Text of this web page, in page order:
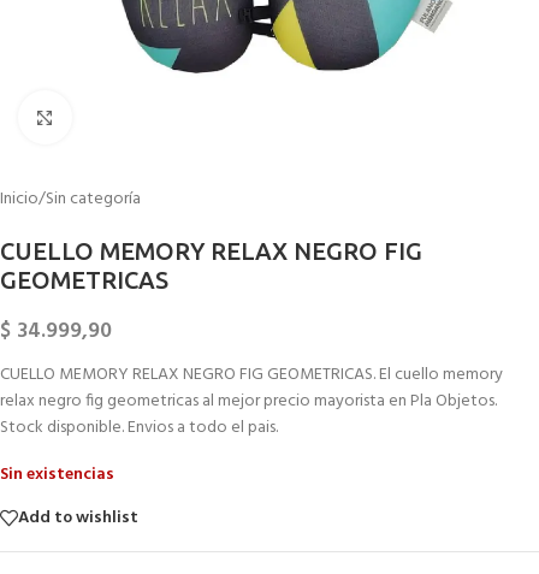
Inicio/Sin categoría
CUELLO MEMORY RELAX NEGRO FIG
GEOMETRICAS
$ 34.999,90
CUELLO MEMORY RELAX NEGRO FIG GEOMETRICAS. El cuello memory
relax negro fig geometricas al mejor precio mayorista en Pla Objetos.
Stock disponible. Envios a todo el pais.
Sin existencias
Add to wishlist